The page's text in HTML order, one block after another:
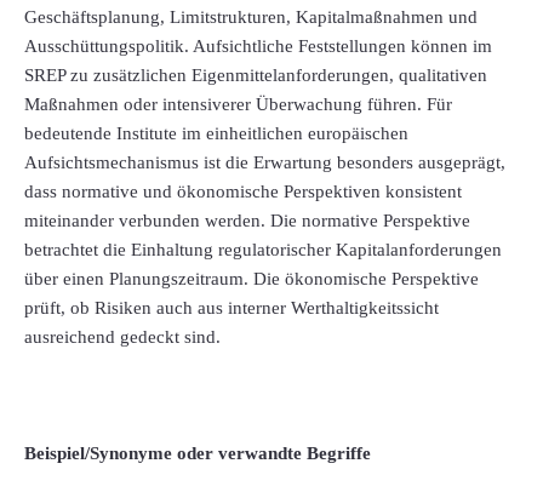
Geschäftsplanung, Limitstrukturen, Kapitalmaßnahmen und
Ausschüttungspolitik. Aufsichtliche Feststellungen können im
SREP zu zusätzlichen Eigenmittelanforderungen, qualitativen
Maßnahmen oder intensiverer Überwachung führen. Für
bedeutende Institute im einheitlichen europäischen
Aufsichtsmechanismus ist die Erwartung besonders ausgeprägt,
dass normative und ökonomische Perspektiven konsistent
miteinander verbunden werden. Die normative Perspektive
betrachtet die Einhaltung regulatorischer Kapitalanforderungen
über einen Planungszeitraum. Die ökonomische Perspektive
prüft, ob Risiken auch aus interner Werthaltigkeitssicht
ausreichend gedeckt sind.
Beispiel/Synonyme oder verwandte Begriffe